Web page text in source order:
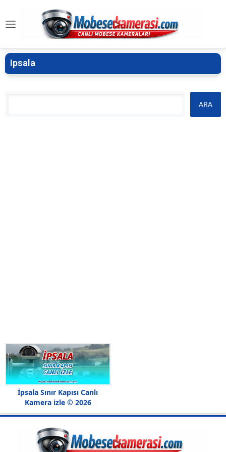
Ipsala
İpsala Sınır Kapısı Canlı
Kamera izle © 2026